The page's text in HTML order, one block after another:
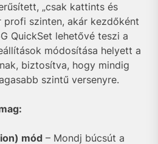
„csak kattints és
profi szinten, akár kezdőként
QuickSet lehetővé teszi a
módosítása helyett a
biztosítva, hogy mindig
szintű versenyre.
mód – Mondj búcsút a